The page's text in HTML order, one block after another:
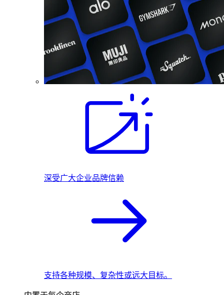
深受广大企业品牌信赖
支持各种规模、复杂性或远大目标。